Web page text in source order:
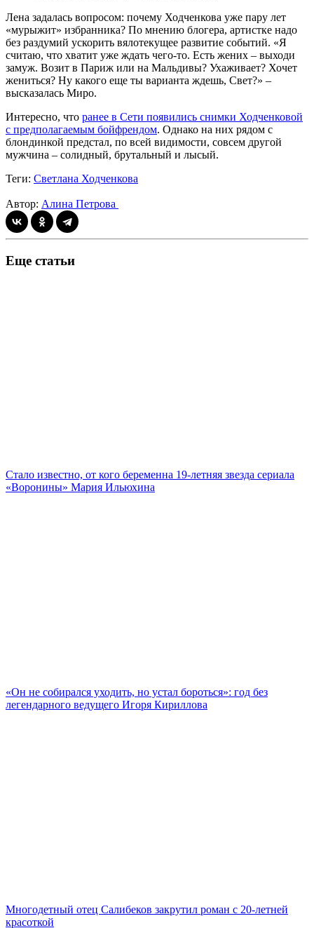
Лена задалась вопросом: почему Ходченкова уже пару лет
«мурыжит» избранника? По мнению блогера, артистке надо
без раздумий ускорить вялотекущее развитие событий. «Я
считаю, что хватит уже ждать чего-то. Есть жених – выходи
замуж. Возит в Париж или на Мальдивы? Ухаживает? Хочет
жениться? Ну какого еще ты варианта ждешь, Свет?» –
высказалась Миро.
Интересно, что ранее в Сети появились снимки Ходченковой
с предполагаемым бойфрендом. Однако на них рядом с
блондинкой предстал, по всей видимости, совсем другой
мужчина – солидный, брутальный и лысый.
Теги: Светлана Ходченкова
Автор: Алина Петрова
Еще статьи
Стало известно, от кого беременна 19-летняя звезда сериала
«Воронины» Мария Ильюхина
«Он не собирался уходить, но устал бороться»: год без
легендарного ведущего Игоря Кириллова
Многодетный отец Салибеков закрутил роман с 20-летней
красоткой